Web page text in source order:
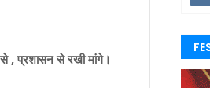
, प्रशासन से रखी मांगे।